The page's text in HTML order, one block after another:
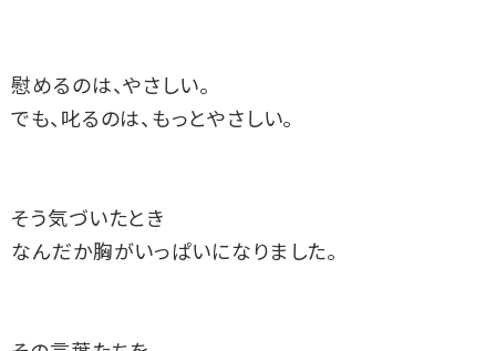
慰めるのは、やさしい。
でも、叱るのは、もっとやさしい。
そう気づいたとき
なんだか胸がいっぱいになりました。